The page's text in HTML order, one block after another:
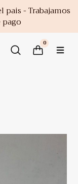
pais - Trabajamos
0